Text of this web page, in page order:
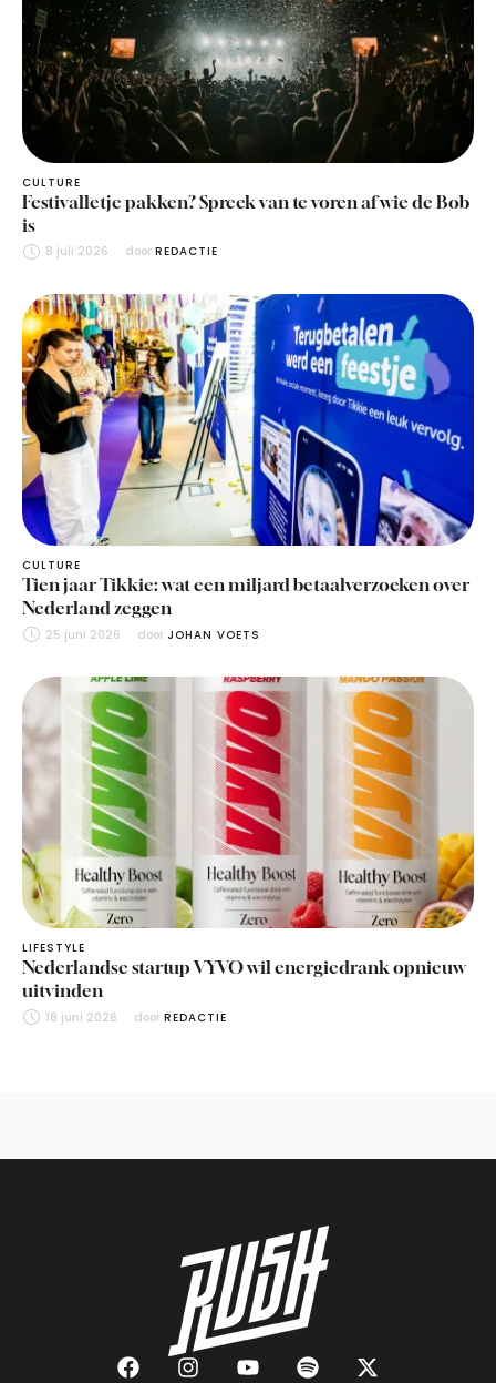
CULTURE
Festivalletje pakken? Spreek van te voren af wie de Bob
is
8 juli 2026 door REDACTIE
CULTURE
Tien jaar Tikkie: wat een miljard betaalverzoeken over
Nederland zeggen
25 juni 2026 door JOHAN VOETS
LIFESTYLE
Nederlandse startup VYVO wil energiedrank opnieuw
uitvinden
18 juni 2026 door REDACTIE